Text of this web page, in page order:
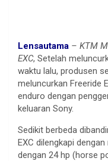
Lensautama – KTM
EXC, Setelah
waktu lalu, produsen
meluncurkan Freeride
enduro dengan
keluaran Sony.
Sedikit berbeda
EXC dilengkapi
dengan 24 hp (horse